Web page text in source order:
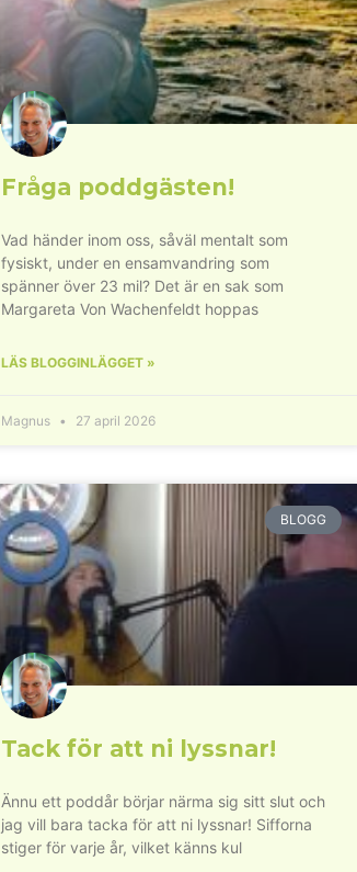
Fråga poddgästen!
Vad händer inom oss, såväl mentalt som
fysiskt, under en ensamvandring som
spänner över 23 mil? Det är en sak som
Margareta Von Wachenfeldt hoppas
LÄS BLOGGINLÄGGET »
Magnus 27 april 2026
BLOGG
Tack för att ni lyssnar!
Ännu ett poddår börjar närma sig sitt slut och
jag vill bara tacka för att ni lyssnar! Sifforna
stiger för varje år, vilket känns kul